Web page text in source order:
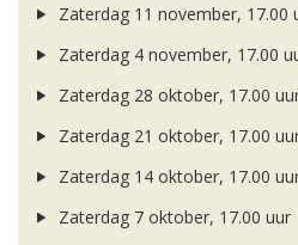
Zaterdag 11 november, 17.00
Zaterdag 4 november, 17.00
Zaterdag 28 oktober, 17.00
Zaterdag 21 oktober, 17.00
Zaterdag 14 oktober, 17.00
Zaterdag 7 oktober, 17.00 uur